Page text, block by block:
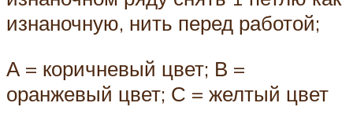
изнаночную, нить перед работой;
А = коричневый цвет; В =
оранжевый цвет; С = желтый цвет